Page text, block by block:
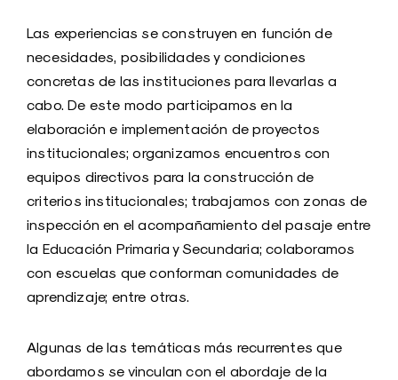
Las experiencias se construyen en función de
necesidades, posibilidades y condiciones
concretas de las instituciones para llevarlas a
cabo. De este modo participamos en la
elaboración e implementación de proyectos
institucionales; organizamos encuentros con
equipos directivos para la construcción de
criterios institucionales; trabajamos con zonas de
inspección en el acompañamiento del pasaje entre
la Educación Primaria y Secundaria; colaboramos
con escuelas que conforman comunidades de
aprendizaje; entre otras.
Algunas de las temáticas más recurrentes que
abordamos se vinculan con el abordaje de la